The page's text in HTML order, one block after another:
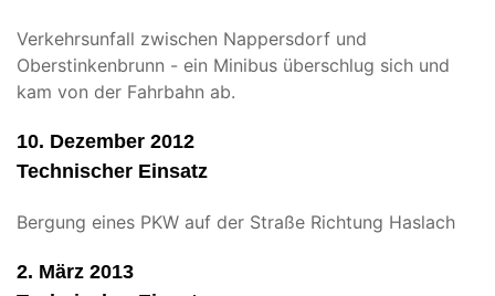
Verkehrsunfall zwischen Nappersdorf und
Oberstinkenbrunn - ein Minibus überschlug sich und
kam von der Fahrbahn ab.
10. Dezember 2012
Technischer Einsatz
Bergung eines PKW auf der Straße Richtung Haslach
2. März 2013